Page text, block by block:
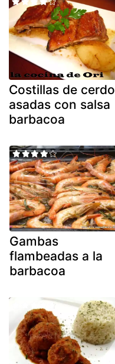
Costillas de cerdo
asadas con salsa
barbacoa
Gambas
flambeadas a la
barbacoa